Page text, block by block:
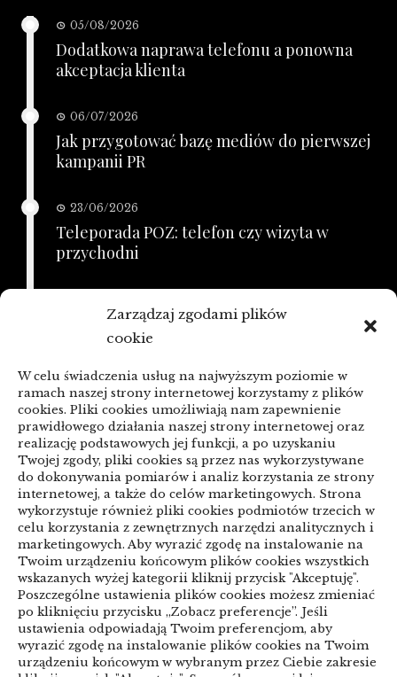
Zarządzaj zgodami plików
cookie
W celu świadczenia usług na najwyższym poziomie w
ramach naszej strony internetowej korzystamy z plików
cookies. Pliki cookies umożliwiają nam zapewnienie
prawidłowego działania naszej strony internetowej oraz
realizację podstawowych jej funkcji, a po uzyskaniu
Twojej zgody, pliki cookies są przez nas wykorzystywane
do dokonywania pomiarów i analiz korzystania ze strony
internetowej, a także do celów marketingowych. Strona
wykorzystuje również pliki cookies podmiotów trzecich w
celu korzystania z zewnętrznych narzędzi analitycznych i
marketingowych. Aby wyrazić zgodę na instalowanie na
Twoim urządzeniu końcowym plików cookies wszystkich
wskazanych wyżej kategorii kliknij przycisk "Akceptuję".
Poszczególne ustawienia plików cookies możesz zmieniać
po kliknięciu przycisku „Zobacz preferencje”. Jeśli
ustawienia odpowiadają Twoim preferencjom, aby
wyrazić zgodę na instalowanie plików cookies na Twoim
urządzeniu końcowym w wybranym przez Ciebie zakresie
05/08/2026
Dodatkowa naprawa telefonu a ponowna
akceptacja klienta
06/07/2026
Jak przygotować bazę mediów do pierwszej
kampanii PR
23/06/2026
Teleporada POZ: telefon czy wizyta w
przychodni
KSeF a zaległe faktury: porządkowanie
przed zmianą
linki z nap
Categories
ARTYKUŁ SPONSOROWANY
Biznes & Finanse
Budownictwo & Przemysł Dom & Ogród
Edukacja & Rozrywka Inne
Motoryzacja Sport & Turystyka
Technologie Uroda & Lifestyle Usługi